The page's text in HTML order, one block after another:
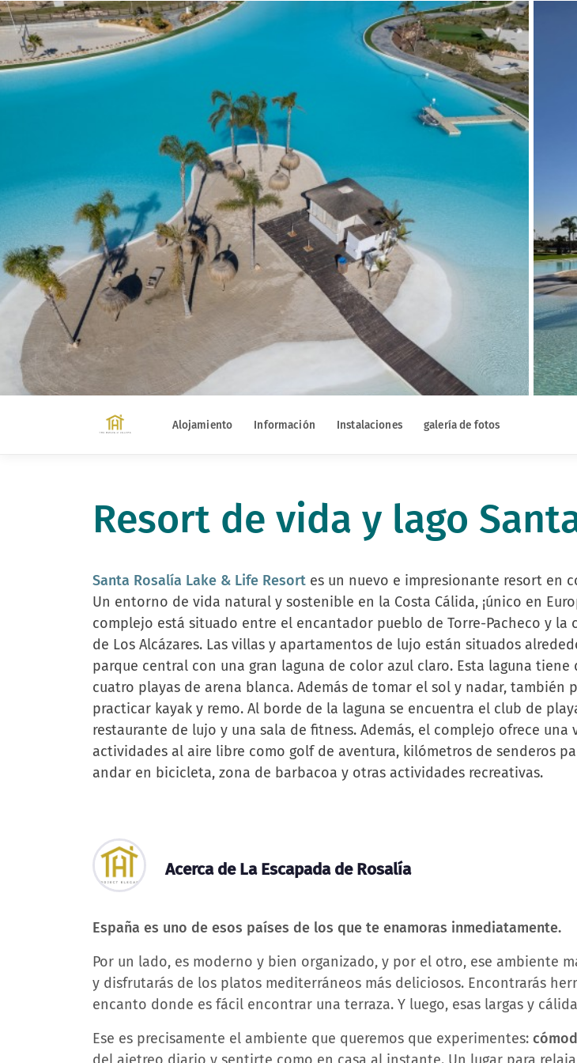
Alojamiento Información Instalaciones galería de fotos
Resort de vida y lago
Santa Rosalía Lake & Life Resort es un nuevo e impresionante resort en
Un entorno de vida natural y sostenible en la Costa Cálida, ¡único en
complejo está situado entre el encantador pueblo de Torre-Pacheco y la
de Los Alcázares. Las villas y apartamentos de lujo están situados
parque central con una gran laguna de color azul claro. Esta laguna tiene
cuatro playas de arena blanca. Además de tomar el sol y nadar, también
practicar kayak y remo. Al borde de la laguna se encuentra el club de
restaurante de lujo y una sala de fitness. Además, el complejo ofrece una
actividades al aire libre como golf de aventura, kilómetros de senderos
andar en bicicleta, zona de barbacoa y otras actividades recreativas.
Acerca de La Escapada de Rosalía
España es uno de esos países de los que te enamoras inmediatamente.
Por un lado, es moderno y bien organizado, y por el otro, ese ambiente
y disfrutarás de los platos mediterráneos más deliciosos. Encontrarás
encanto donde es fácil encontrar una terraza. Y luego, esas largas y
Ese es precisamente el ambiente que queremos que experimentes: